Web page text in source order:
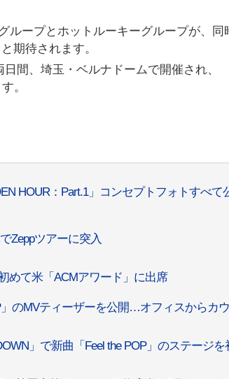
ループとホットルーキーグループが、同
期待されます。
間、埼玉・ベルナドームで開催され、
。
HOUR：Part.1」コンセプトフォトすべて
Zeppツアーに突入
めて米「ACMアワード」に出席
」のMVティーザーを公開…オフィスからカ
」で新曲「Feel the POP」のステージを